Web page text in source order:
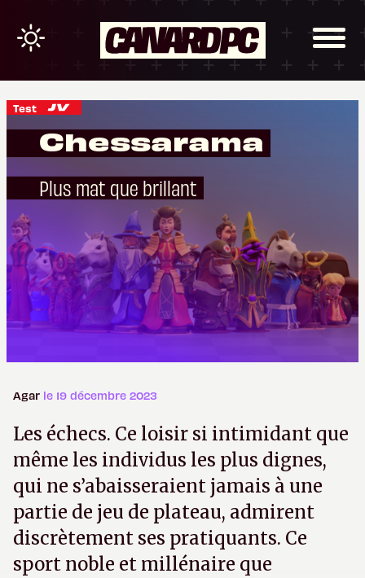
Test
Chessarama
Plus mat que brillant
Agar le 19 décembre 2023
Les échecs. Ce loisir si intimidant que
même les individus les plus dignes,
qui ne s’abaisseraient jamais à une
partie de jeu de plateau, admirent
discrètement ses pratiquants. Ce
sport noble et millénaire que